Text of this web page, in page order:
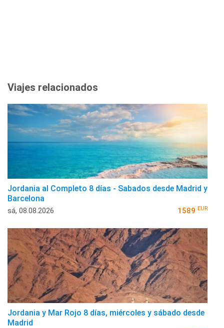
Viajes relacionados
Jordania al Completo 8 días - Sabados desde Madrid y
Barcelona
sá, 08.08.2026 1589 EUR
Jordania y Mar Rojo 8 días, miércoles y sábado desde
Madrid